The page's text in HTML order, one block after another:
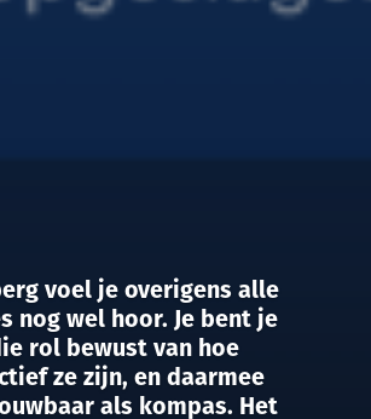
voel je overigens alle
nog wel hoor. Je bent je
rol bewust van hoe
ze zijn, en daarmee
als kompas. Het